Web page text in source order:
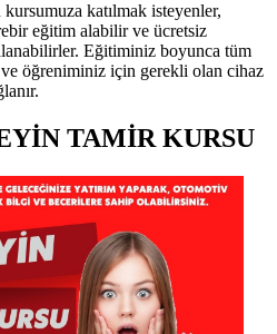
katılmak isteyenler,
eğitim alabilir ve ücretsiz
Eğitiminiz boyunca tüm
ve öğreniminiz için gerekli olan cihaz
TAMİR KURSU